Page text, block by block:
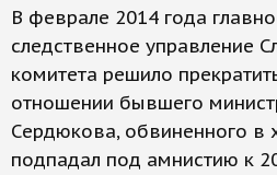
В феврале 2014 года
следственное управление
комитета решило
отношении бывшего
Сердюкова, обвиненного в
подпадал под амнистию к